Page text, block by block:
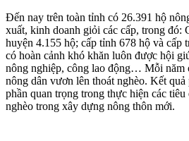
Đến nay trên toàn tỉnh có 26.391 hộ
xuất, kinh doanh giỏi các cấp, trong đó:
huyện 4.155 hộ; cấp tỉnh 678 hộ và cấp
có hoàn cảnh khó khăn luôn được hội
nông nghiệp, công lao động… Mỗi năm
nông dân vươn lên thoát nghèo. Kết
phần quan trọng trong thực hiện các
nghèo trong xây dựng nông thôn mới.